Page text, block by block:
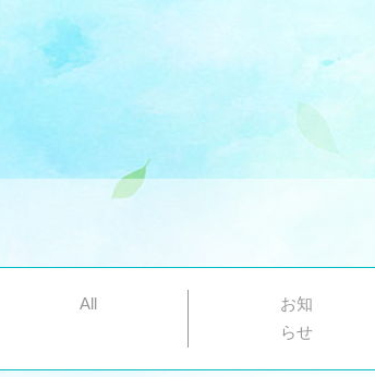
All
お知
らせ